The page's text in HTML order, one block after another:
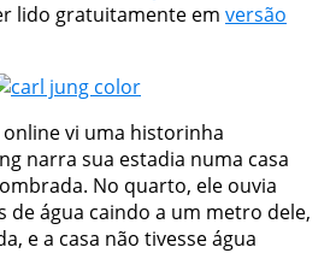
lido gratuitamente em versão
online vi uma historinha
narra sua estadia numa casa
No quarto, ele ouvia
de água caindo a um metro dele,
e a casa não tivesse água